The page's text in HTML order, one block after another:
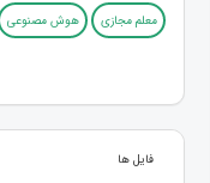
معلم مجازی
هوش مصنوعی
فایل ها